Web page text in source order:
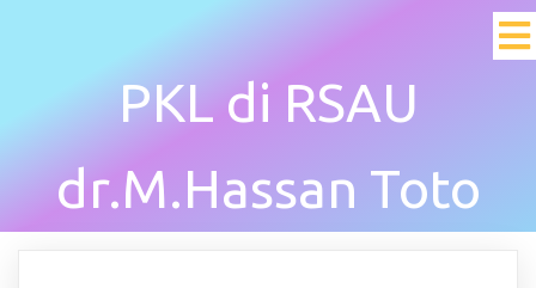
PKL di RSAU
dr.M.Hassan Toto